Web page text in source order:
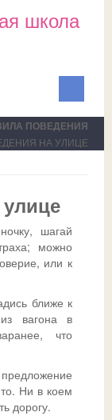
школа
ПОВЕДЕНИЯ
НА УЛИЦЕ
шагай
можно
или к
ближе к
вагона в
что
то. Ни в коем
дорогу.